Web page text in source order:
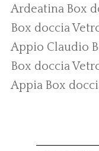
Ardeatina Box
Box doccia
Appio Claudio
Box doccia
Appia Box